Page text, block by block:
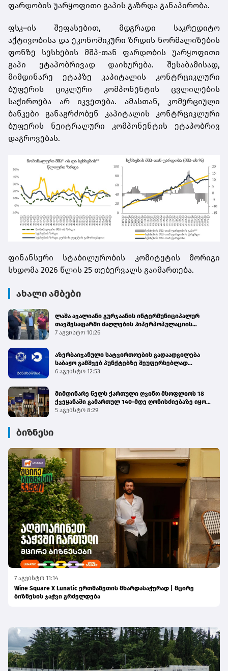
ფარდობის უარყოფითი გაპის გაზრდა განაპირობა.
ფსკ–ის შეფასებით, მდგრადი საკრედიტო
აქტივობისა და ეკონომიკური ზრდის ნორმალიზების
ფონზე სესხების მშპ-თან ფარდობის უარყოფითი
გაპი ეტაპობრივად დაიხურება. შესაბამისად,
მიმდინარე ეტაპზე კაპიტალის კონტრციკლური
ბუფერის ციკლური კომპონენტის ცვლილების
საჭიროება არ იკვეთება. ამასთან, კომერციული
ბანკები განაგრძობენ კაპიტალის კონტრციკლური
ბუფერის ნეიტრალური კომპონენტის ეტაპობრივ
დაგროვებას.
ფინანსური სტაბილურობის კომიტეტის მორიგი
სხდომა 2026 წლის 25 თებერვალს გაიმართება.
ახალი ამბები
ლაშა ავალიანი გურჯაანის ინტერმუნიციპალურ
თავშესაფარში ძაღლების ჰიპერპოპულაციის
მართვის პროგრამის მიმდინარეობას გაეცნო
7 აგვისტო 10:26
აზერბაიჯანული სატვირთოების გადაადგილება
საბაჟო გამშვებ პუნქტებზე შეუფერხებლად
მიმდინარეობს - შემოსავლების სამსახური
6 აგვისტო 12:53
მიმდინარე წელს ქართული ღვინო მსოფლიოს 18
ქვეყანაში გამართულ 140-მდე ღონისძიებაზე იყო
წარმოდგენილი
5 აგვისტო 8:29
ბიზნესი
7 აგვისტო 11:14
Wine Square X Lunatic ერთმანეთის მხარდასაჭერად | მცირე
ბიზნესის ჯაჭვი გრძელდება